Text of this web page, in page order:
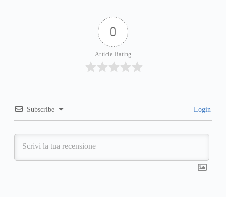
0
Article Rating
Subscribe Login